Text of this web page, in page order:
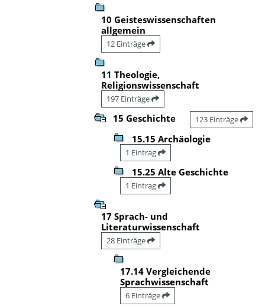
10 Geisteswissenschaften
allgemein
12 Einträge
11 Theologie,
Religionswissenschaft
197 Einträge
15 Geschichte 123 Einträge
15.15 Archäologie
1 Eintrag
15.25 Alte Geschichte
1 Eintrag
17 Sprach- und
Literaturwissenschaft
28 Einträge
17.14 Vergleichende
Sprachwissenschaft
6 Einträge